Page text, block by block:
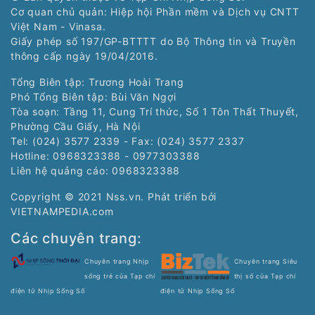
Cơ quan chủ quản: Hiệp hội Phần mềm và Dịch vụ CNTT
Việt Nam - Vinasa.
Giấy phép số 197/GP-BTTTT do Bộ Thông tin và Truyền
thông cấp ngày 19/04/2016.
Tổng Biên tập: Trương Hoài Trang
Phó Tổng Biên tập: Bùi Văn Ngợi
Tòa soạn: Tầng 11, Cung Trí thức, Số 1 Tôn Thất Thuyết,
Phường Cầu Giấy, Hà Nội
Tel: (024) 3577 2339 - Fax: (024) 3577 2337
Hotline: 0968323388 - 0977303388
Liên hệ quảng cáo: 0968323388
Copyright © 2021 Nss.vn. Phát triển bởi
VIETNAMPEDIA.com
Các chuyên trang:
Chuyên trang Nhịp
sống trẻ của Tạp chí
điện tử Nhịp Sống Số
Chuyên trang Siêu
thị số của Tạp chí
điện tử Nhịp Sống Số